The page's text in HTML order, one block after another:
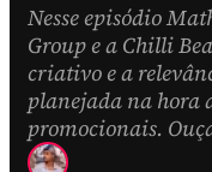
Nesse episódio
Group e a Chilli
criativo e a
planejada na hora
promocionais.